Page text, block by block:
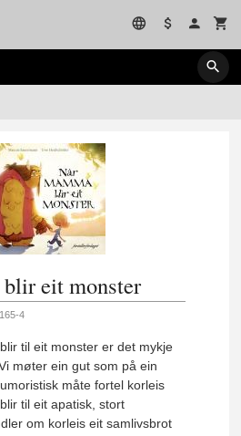
eit monster
4
til eit monster er det mykje
møter ein gut som på ein
måte fortel korleis
til eit apatisk, stort
om korleis eit samlivsbrot